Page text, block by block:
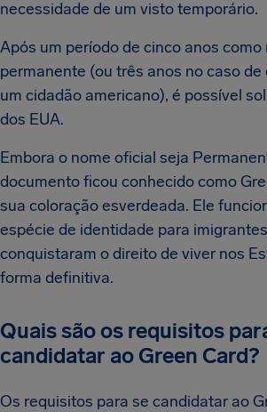
necessidade de um visto temporário.
Após um período de cinco anos como
permanente (ou três anos no caso
um cidadão americano), é possível
dos EUA.
Embora o nome oficial seja
documento ficou conhecido como
sua coloração esverdeada. Ele
espécie de identidade para
conquistaram o direito de viver nos
forma definitiva.
Quais são os requisitos
candidatar ao Green Card?
Os requisitos para se candidatar ao